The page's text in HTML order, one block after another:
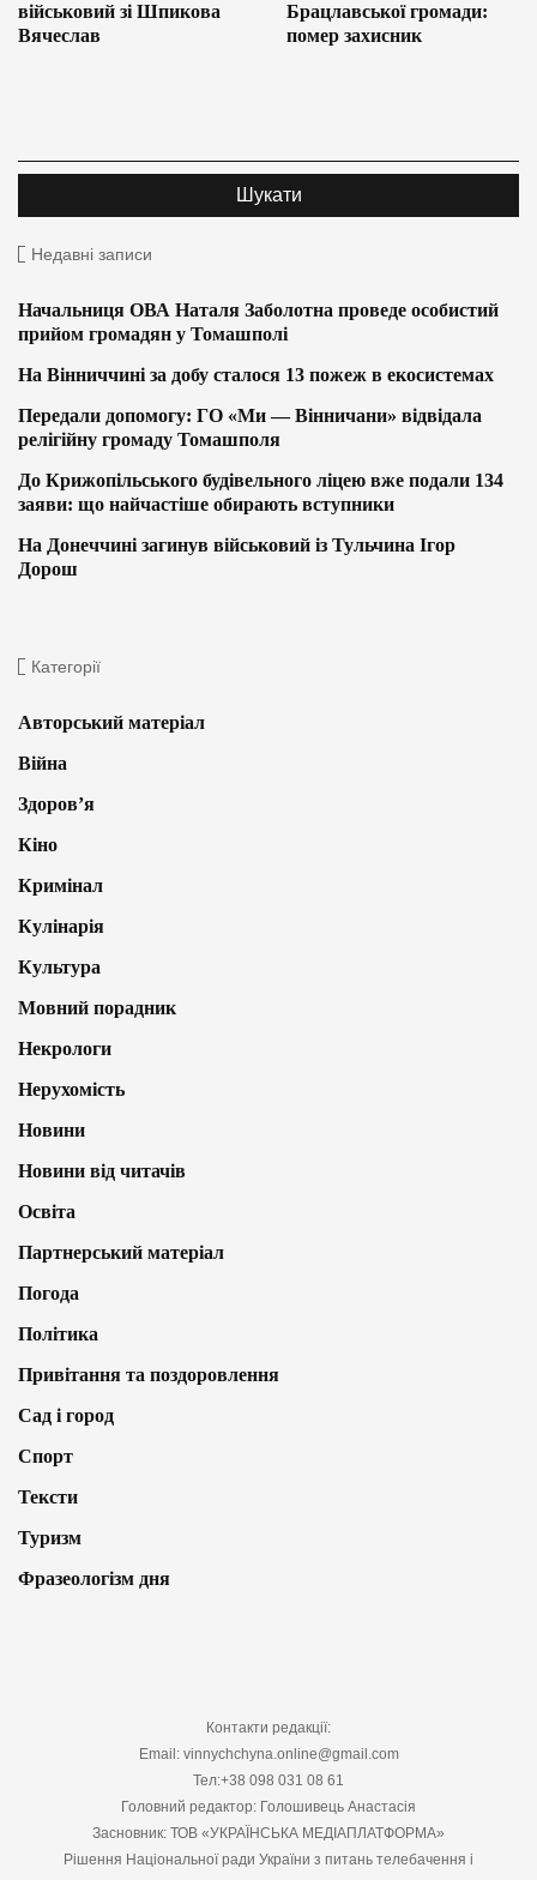
військовий зі Шпикова
Вячеслав
Брацлавської громади:
помер захисник
Недавні записи
Начальниця ОВА Наталя Заболотна проведе особистий
прийом громадян у Томашполі
На Вінниччині за добу сталося 13 пожеж в екосистемах
Передали допомогу: ГО «Ми — Вінничани» відвідала
релігійну громаду Томашполя
До Крижопільського будівельного ліцею вже подали 134
заяви: що найчастіше обирають вступники
На Донеччині загинув військовий із Тульчина Ігор
Дорош
Категорії
Авторський матеріал
Війна
Здоров’я
Кіно
Кримінал
Кулінарія
Культура
Мовний порадник
Некрологи
Нерухомість
Новини
Новини від читачів
Освіта
Партнерський матеріал
Погода
Політика
Привітання та поздоровлення
Сад і город
Спорт
Тексти
Туризм
Фразеологізм дня
Контакти редакції:
Email: vinnychchyna.online@gmail.com
Тел:+38 098 031 08 61
Головний редактор: Голошивець Анастасія
Засновник: ТОВ «УКРАЇНСЬКА МЕДІАПЛАТФОРМА»
Рішення Національної ради України з питань телебачення і